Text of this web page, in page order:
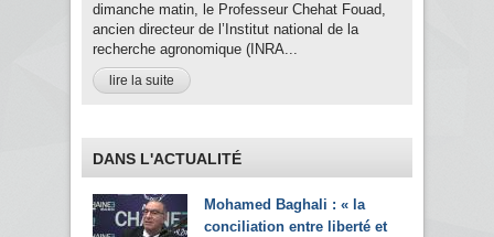
dimanche matin, le Professeur Chehat Fouad,
ancien directeur de l’Institut national de la
recherche agronomique (INRA...
lire la suite
DANS L'ACTUALITÉ
Mohamed Baghali : « la
conciliation entre liberté et